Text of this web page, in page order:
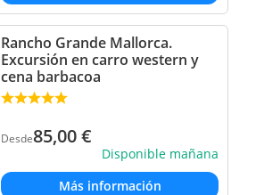
Rancho Grande Mallorca.
Excursión en carro western y
cena barbacoa
Desde85,00€
Disponible mañana
Más información